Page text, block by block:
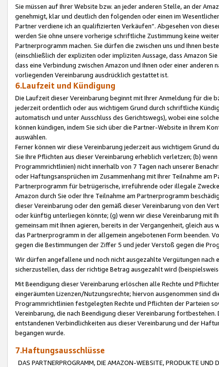
Sie müssen auf Ihrer Website bzw. an jeder anderen Stelle, an der
genehmigt, klar und deutlich den folgenden oder einen im
Partner verdiene ich an qualifizierten Verkäufen“. Abgesehen von
werden Sie ohne unsere vorherige schriftliche Zustimmung keine
Partnerprogramm machen. Sie dürfen die zwischen uns und Ihnen
(einschließlich der expliziten oder impliziten Aussage, dass Amazon
dass eine Verbindung zwischen Amazon und Ihnen oder einer
vorliegenden Vereinbarung ausdrücklich gestattet ist.
6.Laufzeit und Kündigung
Die Laufzeit dieser Vereinbarung beginnt mit Ihrer Anmeldung für die
jederzeit ordentlich oder aus wichtigem Grund durch schriftliche
automatisch und unter Ausschluss des Gerichtswegs), wobei eine
können kündigen, indem Sie sich über die Partner-Website in Ihrem
auswählen.
Ferner können wir diese Vereinbarung jederzeit aus wichtigem Grund
Sie Ihre Pflichten aus dieser Vereinbarung erheblich verletzen; (b)
Programmrichtlinien) nicht innerhalb von 7 Tagen nach unserer
oder Haftungsansprüchen im Zusammenhang mit Ihrer Teilnahme am
Partnerprogramm für betrügerische, irreführende oder illegale
Amazon durch Sie oder Ihre Teilnahme am Partnerprogramm
dieser Vereinbarung oder den gemäß dieser Vereinbarung von den
oder künftig unterliegen könnte; (g) wenn wir diese Vereinbarung mit
gemeinsam mit Ihnen agieren, bereits in der Vergangenheit, gleich
das Partnerprogramm in der allgemein angebotenen Form beenden.
gegen die Bestimmungen der Ziffer 5 und jeder Verstoß gegen die
Wir dürfen angefallene und noch nicht ausgezahlte Vergütungen
sicherzustellen, dass der richtige Betrag ausgezahlt wird
Mit Beendigung dieser Vereinbarung erlöschen alle Rechte und
eingeräumten Lizenzen/Nutzungsrechte; hiervon ausgenommen sind
Programmrichtlinien festgelegten Rechte und Pflichten der Parteien
Vereinbarung, die nach Beendigung dieser Vereinbarung
entstandenen Verbindlichkeiten aus dieser Vereinbarung und der
begangen wurde.
7.Haftungsausschlüsse
DAS PARTNERPROGRAMM, DIE AMAZON-WEBSITE, PRODUKTE UND